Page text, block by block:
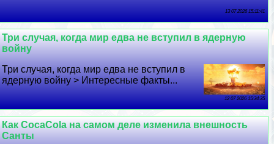
13 07 2026 15:11:41
Три случая, когда мир едва не вступил в ядерную
войну
Три случая, когда мир едва не вступил в
ядерную войну > Интересные факты...
12 07 2026 15:34:35
Как CocaCola на самом деле изменила внешность
Санты